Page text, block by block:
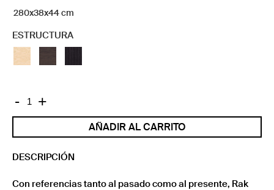
280x38x44 cm
ESTRUCTURA
-
BANCO
+
AÑADIR AL CARRITO
DESCRIPCIÓN
Con referencias tanto al pasado como al presente, Rak